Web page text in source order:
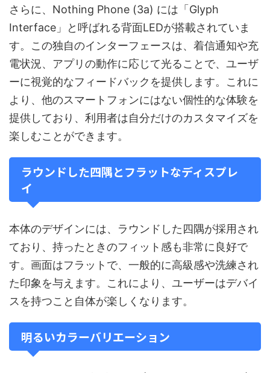
さらに、Nothing Phone (3a) には「Glyph
Interface」と呼ばれる背面LEDが搭載されていま
す。この独自のインターフェースは、着信通知や充
電状況、アプリの動作に応じて光ることで、ユーザ
ーに視覚的なフィードバックを提供します。これに
より、他のスマートフォンにはない個性的な体験を
提供しており、利用者は自分だけのカスタマイズを
楽しむことができます。
ラウンドした四隅とフラットなディスプレ
イ
本体のデザインには、ラウンドした四隅が採用され
ており、持ったときのフィット感も非常に良好で
す。画面はフラットで、一般的に高級感や洗練され
た印象を与えます。これにより、ユーザーはデバイ
スを持つこと自体が楽しくなります。
明るいカラーバリエーション